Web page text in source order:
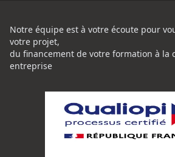
Notre équipe est à votre écoute pour
votre projet,
du financement de votre formation à la
entreprise